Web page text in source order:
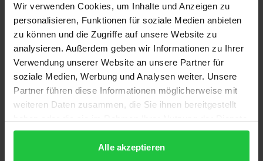
Wir verwenden Cookies, um Inhalte und Anzeigen zu
personalisieren, Funktionen für soziale Medien anbieten
zu können und die Zugriffe auf unsere Website zu
analysieren. Außerdem geben wir Informationen zu Ihrer
Verwendung unserer Website an unsere Partner für
soziale Medien, Werbung und Analysen weiter. Unsere
Partner führen diese Informationen möglicherweise mit
weiteren Daten zusammen, die Sie ihnen bereitgestellt
gesammelt haben.
Alle akzeptieren
notwendiger Bestandteil der Satzung einer
Kapitalgesellschaft; durch ihn bestimmen die GmbH-
Gesellschafter bzw. Aktionäre über das
Tätigkeitsgebiet ihrer Gesellschaft. Da der
Unternehmensgegenstand als positiver
Handlungsauftrag und negative Kompetenzgrenze
für die Geschäftsleitung wirkt, ermöglicht seine
engere oder weitere Eingrenzung die Steuerung
unternehmerischer Aktivität.